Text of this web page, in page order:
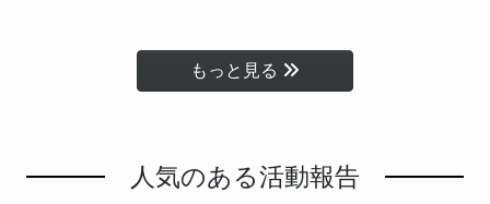
もっと見る
人気のある活動報告